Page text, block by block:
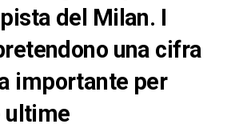
del Milan. I
una cifra
importante per
ultime